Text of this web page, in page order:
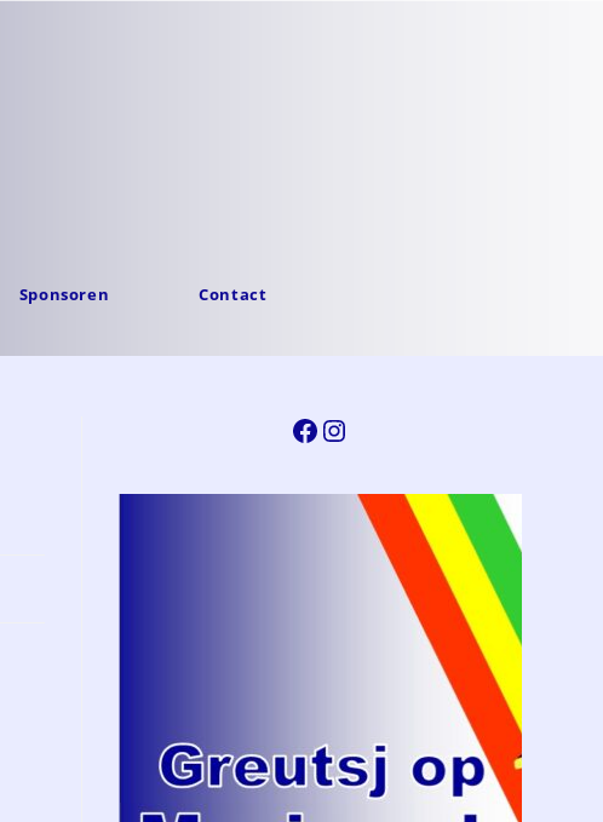
Sponsoren Contact
FacebookInstagram